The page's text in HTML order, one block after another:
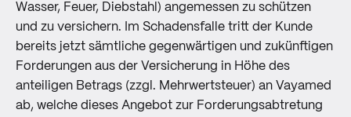
Wasser, Feuer, Diebstahl) angemessen zu schützen
und zu versichern. Im Schadensfalle tritt der Kunde
bereits jetzt sämtliche gegenwärtigen und zukünftigen
Forderungen aus der Versicherung in Höhe des
anteiligen Betrags (zzgl. Mehrwertsteuer) an Vayamed
ab, welche dieses Angebot zur Forderungsabtretung